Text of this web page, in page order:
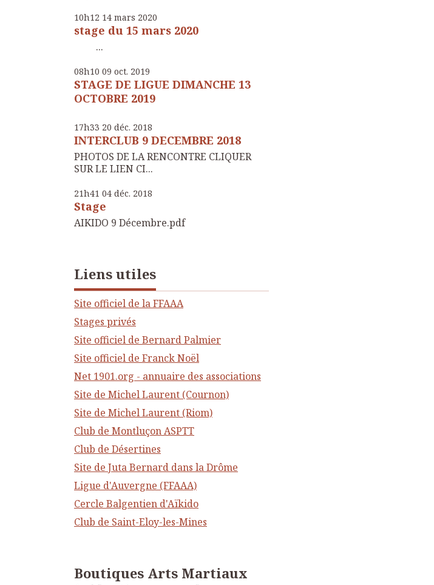
10h12 14 mars 2020
stage du 15 mars 2020
...
08h10 09 oct. 2019
STAGE DE LIGUE DIMANCHE 13
OCTOBRE 2019
17h33 20 déc. 2018
INTERCLUB 9 DECEMBRE 2018
PHOTOS DE LA RENCONTRE CLIQUER
SUR LE LIEN CI...
21h41 04 déc. 2018
Stage
AIKIDO 9 Décembre.pdf
Liens utiles
Site officiel de la FFAAA
Stages privés
Site officiel de Bernard Palmier
Site officiel de Franck Noël
Net 1901.org - annuaire des associations
Site de Michel Laurent (Cournon)
Site de Michel Laurent (Riom)
Club de Montluçon ASPTT
Club de Désertines
Site de Juta Bernard dans la Drôme
Ligue d'Auvergne (FFAAA)
Cercle Balgentien d'Aïkido
Club de Saint-Eloy-les-Mines
Boutiques Arts Martiaux